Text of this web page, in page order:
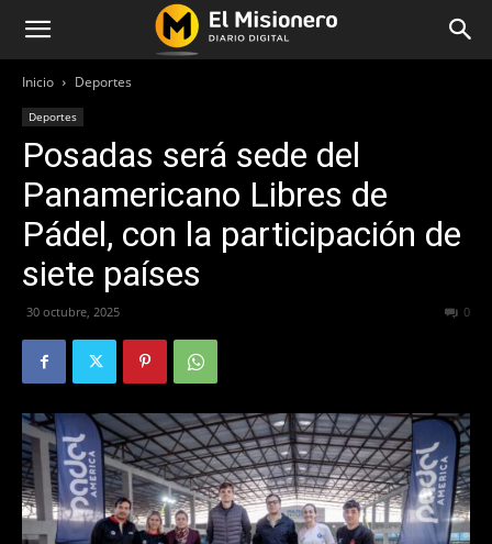
Inicio Deportes
Deportes
Posadas será sede del
Panamericano Libres de
Pádel, con la participación de
siete países
30 octubre, 2025 0